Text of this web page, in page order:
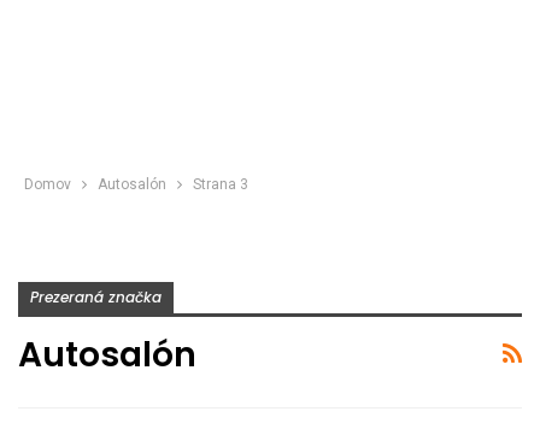
Domov Autosalón Strana 3
Prezeraná značka
Autosalón